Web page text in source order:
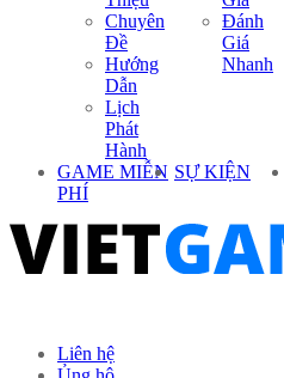
Chuyên
Đề
Hướng
Dẫn
Lịch
Phát
Hành
Đánh
Giá
Nhanh
GAME MIỄN
PHÍ
SỰ KIỆN
Liên hệ